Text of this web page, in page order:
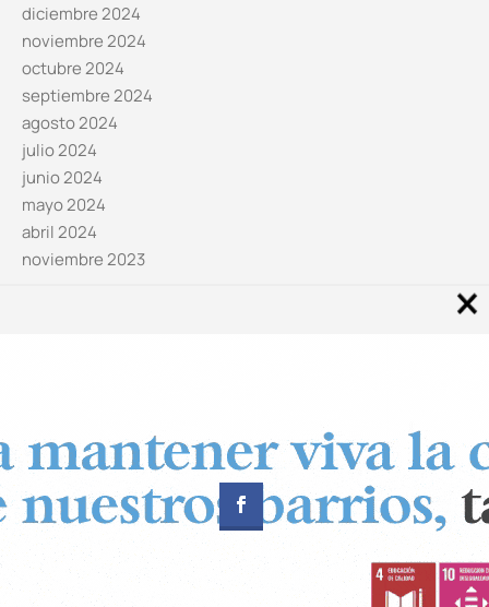
diciembre 2024
noviembre 2024
octubre 2024
septiembre 2024
agosto 2024
julio 2024
junio 2024
mayo 2024
abril 2024
noviembre 2023